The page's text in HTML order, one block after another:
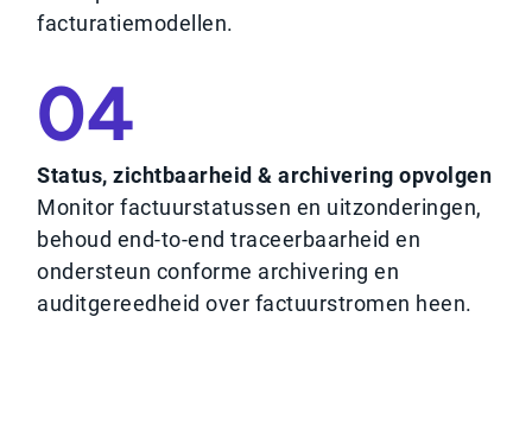
facturatiemodellen.
04
Status, zichtbaarheid & archivering opvolgen
Monitor factuurstatussen en uitzonderingen,
behoud end-to-end traceerbaarheid en
ondersteun conforme archivering en
auditgereedheid over factuurstromen heen.